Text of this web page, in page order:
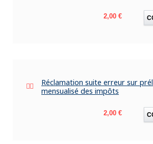
Prix
2,00 €
Réclamation suite erreur sur
mensualisé des impôts
Prix
2,00 €